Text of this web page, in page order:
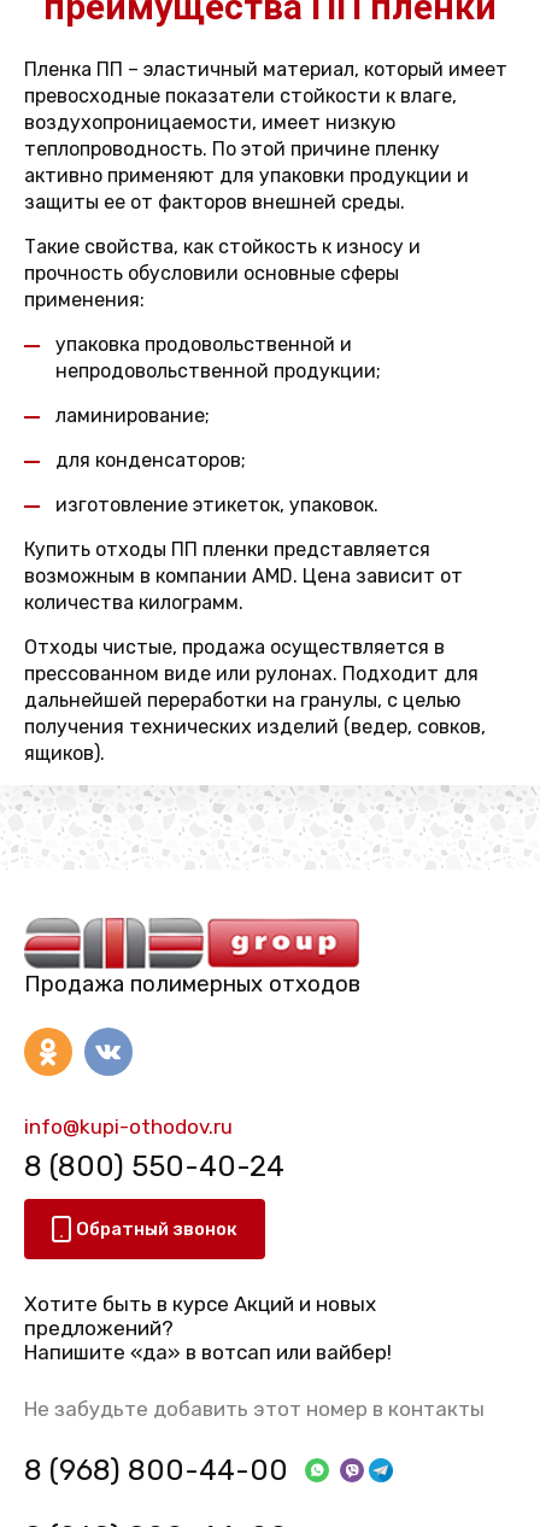
Пленка ПП – эластичный материал, который имеет
превосходные показатели стойкости к влаге,
воздухопроницаемости, имеет низкую
теплопроводность. По этой причине пленку
активно применяют для упаковки продукции и
защиты ее от факторов внешней среды.
Такие свойства, как стойкость к износу и
прочность обусловили основные сферы
применения:
упаковка продовольственной и
непродовольственной продукции;
ламинирование;
для конденсаторов;
изготовление этикеток, упаковок.
Купить отходы ПП пленки представляется
возможным в компании AMD. Цена зависит от
количества килограмм.
Отходы чистые, продажа осуществляется в
прессованном виде или рулонах. Подходит для
дальнейшей переработки на гранулы, с целью
получения технических изделий (ведер, совков,
ящиков).
Продажа полимерных отходов
info@kupi-othodov.ru
8 (800) 550-40-24
Обратный звонок
Хотите быть в курсе Акций и новых
предложений?
Напишите «да» в вотсап или вайбер!
Не забудьте добавить этот номер в контакты
8 (968) 800-44-00